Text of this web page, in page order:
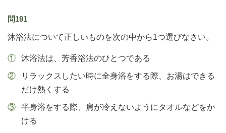
問191
沐浴法について正しいものを次の中から1つ選びなさい。
沐浴法は、芳香浴法のひとつである
リラックスしたい時に全身浴をする際、お湯はできる
だけ熱くする
半身浴をする際、肩が冷えないようにタオルなどをか
ける